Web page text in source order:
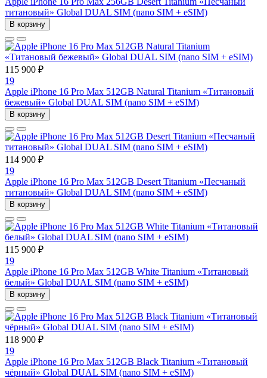
титановый» Global DUAL SIM (nano SIM + eSIM)
В корзину
115 900 ₽
19
Apple iPhone 16 Pro Max 512GB Natural Titanium «Tитановый
бежевый» Global DUAL SIM (nano SIM + eSIM)
В корзину
114 900 ₽
19
Apple iPhone 16 Pro Max 512GB Desert Titanium «Песчаный
титановый» Global DUAL SIM (nano SIM + eSIM)
В корзину
115 900 ₽
19
Apple iPhone 16 Pro Max 512GB White Titanium «Титановый
белый» Global DUAL SIM (nano SIM + eSIM)
В корзину
118 900 ₽
19
Apple iPhone 16 Pro Max 512GB Black Titanium «Титановый
чёрный» Global DUAL SIM (nano SIM + eSIM)